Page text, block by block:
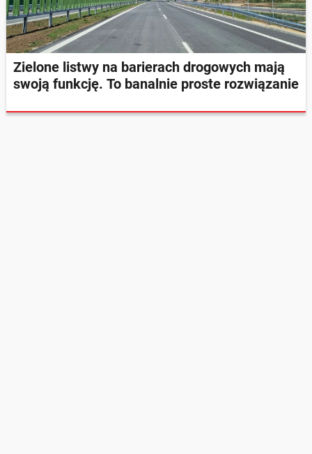
Zielone listwy na barierach drogowych mają
swoją funkcję. To banalnie proste rozwiązanie